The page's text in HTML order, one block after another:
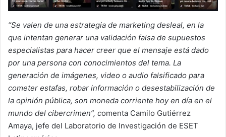
“Se valen de una estrategia de marketing desleal, en la
que intentan generar una validación falsa de supuestos
especialistas para hacer creer que el mensaje está dado
por una persona con conocimientos del tema. La
generación de imágenes, video o audio falsificado para
cometer estafas, robar información o desestabilización de
la opinión pública, son moneda corriente hoy en día en el
mundo del cibercrimen”, comenta Camilo Gutiérrez
Amaya, jefe del Laboratorio de Investigación de ESET